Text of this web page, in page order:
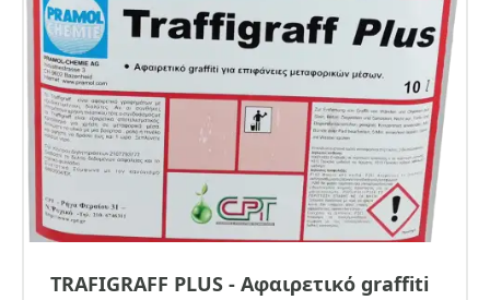
TRAFIGRAFF PLUS - Αφαιρετικό graffiti